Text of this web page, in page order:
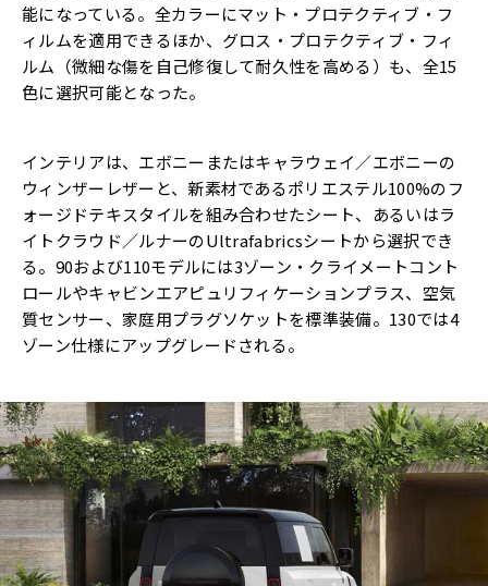
能になっている。全カラーにマット・プロテクティブ・フ
ィルムを適用できるほか、グロス・プロテクティブ・フィ
ルム（微細な傷を自己修復して耐久性を高める）も、全15
色に選択可能となった。
インテリアは、エボニーまたはキャラウェイ／エボニーの
ウィンザーレザーと、新素材であるポリエステル100%のフ
ォージドテキスタイルを組み合わせたシート、あるいはラ
イトクラウド／ルナーのUltrafabricsシートから選択でき
る。90および110モデルには3ゾーン・クライメートコント
ロールやキャビンエアピュリフィケーションプラス、空気
質センサー、家庭用プラグソケットを標準装備。130では4
ゾーン仕様にアップグレードされる。